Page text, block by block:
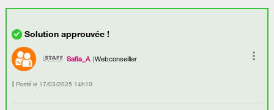
Safia_A Webconseiller
Posté le ‎17/03/2025 14h10